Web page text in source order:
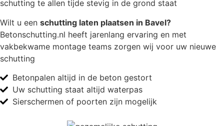
schutting te allen tijde stevig in de grond staat
Wilt u een schutting laten plaatsen in Bavel?
Betonschutting.nl heeft jarenlang ervaring en met
vakbekwame montage teams zorgen wij voor uw nieuwe
schutting
Betonpalen altijd in de beton gestort
Uw schutting staat altijd waterpas
Sierschermen of poorten zijn mogelijk